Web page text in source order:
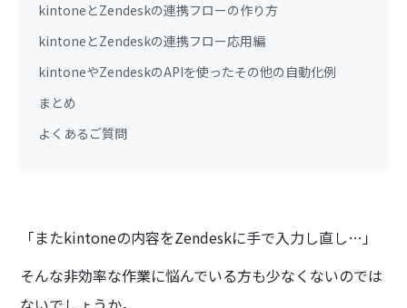
kintoneとZendeskの連携フローの作り方
kintoneとZendeskの連携フロー応用編
kintoneやZendeskのAPIを使ったその他の自動化例
まとめ
よくあるご質問
「またkintoneの内容をZendeskに手で入力し直し…」
そんな非効率な作業に悩んでいる方も少なくないのでは